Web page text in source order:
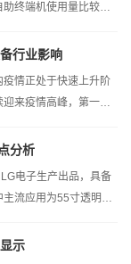
终端机使用量比较
行业影响
疫情正处于快速上升阶
来疫情高峰，第一波
分析
电子生产出品，具备
流应用为55寸透明
示